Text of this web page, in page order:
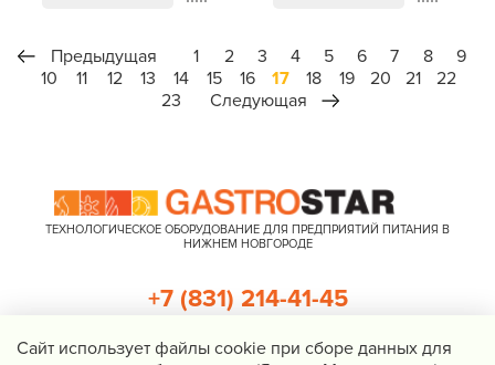
Предыдущая 1 2 3 4 5 6 7 8
9
10
11 12 13 14 15 16 17 18 19 20 21
22
23
Следующая
ТЕХНОЛОГИЧЕСКОЕ ОБОРУДОВАНИЕ ДЛЯ ПРЕДПРИЯТИЙ ПИТАНИЯ В
НИЖНЕМ НОВГОРОДЕ
+7 (831) 214-41-45
Cайт использует файлы cookie при сборе данных для